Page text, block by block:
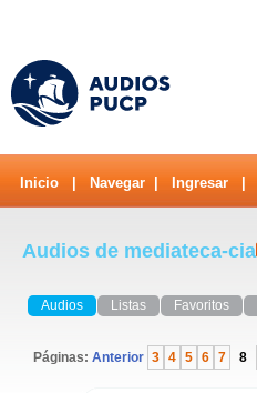
Inicio Navegar Ingresar
Audios de mediateca-cia
Audios Listas Favoritos
Páginas: Anterior 3 4 5 6 7 8